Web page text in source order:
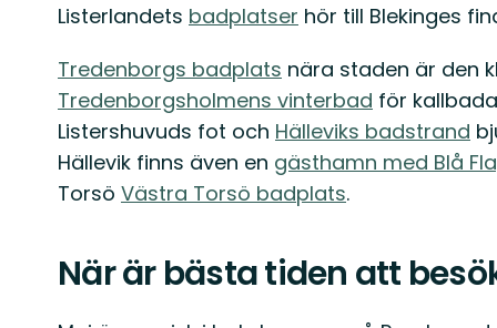
Listerlandets badplatser hör till Blekinges
Tredenborgs badplats nära staden är den
Tredenborgsholmens vinterbad för
Listershuvuds fot och Hälleviks badstrand
Hällevik finns även en gästhamn med Blå
Torsö Västra Torsö badplats.
När är bästa tiden att